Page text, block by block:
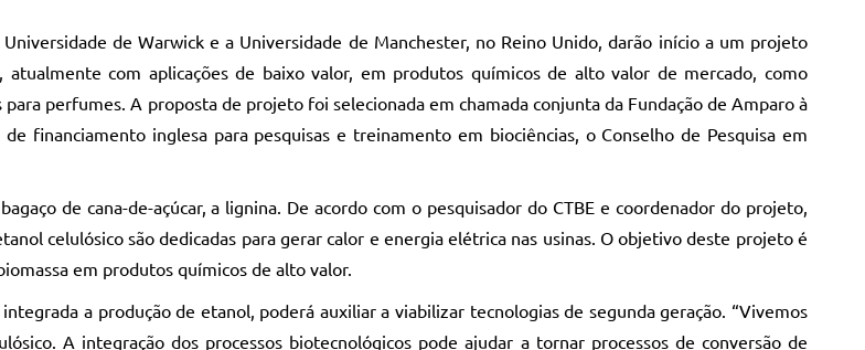
de Warwick e a Universidade de Manchester, no Reino Unido, darão início a um projeto
com aplicações de baixo valor, em produtos químicos de alto valor de mercado, como
perfumes. A proposta de projeto foi selecionada em chamada conjunta da Fundação de Amparo à
financiamento inglesa para pesquisas e treinamento em biociências, o Conselho de Pesquisa em
de cana-de-açúcar, a lignina. De acordo com o pesquisador do CTBE e coordenador do projeto,
celulósico são dedicadas para gerar calor e energia elétrica nas usinas. O objetivo deste projeto é
em produtos químicos de alto valor.
a produção de etanol, poderá auxiliar a viabilizar tecnologias de segunda geração. “Vivemos
A integração dos processos biotecnológicos pode ajudar a tornar processos de conversão de